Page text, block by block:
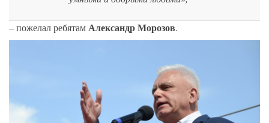
– пожелал ребятамАлександр Морозов.